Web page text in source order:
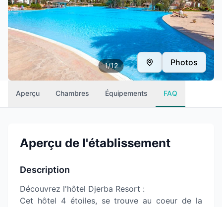
1/12 Photos
Aperçu Chambres Équipements FAQ
Aperçu de l'établissement
Description
Découvrez l'hôtel Djerba Resort :
Cet hôtel 4 étoiles, se trouve au coeur de la